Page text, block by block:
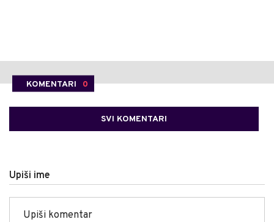
KOMENTARI 0
SVI KOMENTARI
Upiši ime